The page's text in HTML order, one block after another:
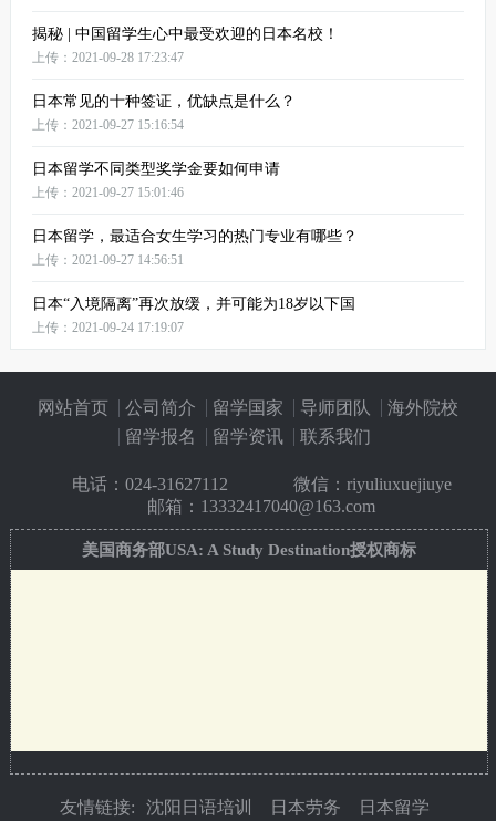
揭秘 | 中国留学生心中最受欢迎的日本名校！
上传：2021-09-28 17:23:47
日本常见的十种签证，优缺点是什么？
上传：2021-09-27 15:16:54
日本留学不同类型奖学金要如何申请
上传：2021-09-27 15:01:46
日本留学，最适合女生学习的热门专业有哪些？
上传：2021-09-27 14:56:51
日本“入境隔离”再次放缓，并可能为18岁以下国
上传：2021-09-24 17:19:07
网站首页 公司简介 留学国家 导师团队
海外院校
留学报名
留学资讯 联系我们
电话： 024-31627112
微信：riyuliuxuejiuye
邮箱：13332417040@163.com
美国商务部USA: A Study Destination授权商标
友情链接: 沈阳日语培训 日本劳务 日本留学